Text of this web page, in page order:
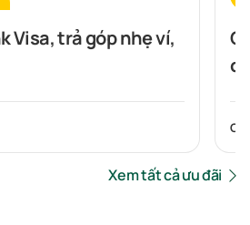
Visa, trả góp nhẹ ví,
Xem tất cả ưu đãi